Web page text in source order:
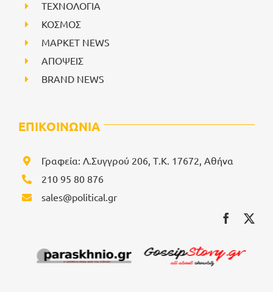
ΤΕΧΝΟΛΟΓΙΑ
ΚΟΣΜΟΣ
ΜΑΡΚΕΤ NEWS
ΑΠΟΨΕΙΣ
BRAND NEWS
ΕΠΙΚΟΙΝΩΝΙΑ
Γραφεία: Λ.Συγγρού 206, Τ.Κ. 17672, Αθήνα
210 95 80 876
sales@political.gr